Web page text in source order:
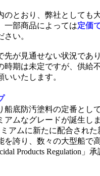
のとおり、弊社として
一部商品によっては定価
い。
先が見通せない状況であ
時期は未定ですが、供給
いたします。
船底防汚塗料の定番とし
アムなグレードが誕生し
アムに新たに配合された
を誇り、数々の大型船で
Products Regulation